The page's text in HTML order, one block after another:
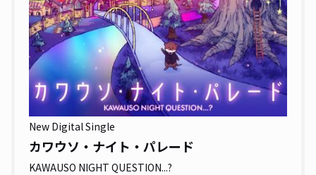
New Digital Single
カワウソ・ナイト・パレード
KAWAUSO NIGHT QUESTION...?